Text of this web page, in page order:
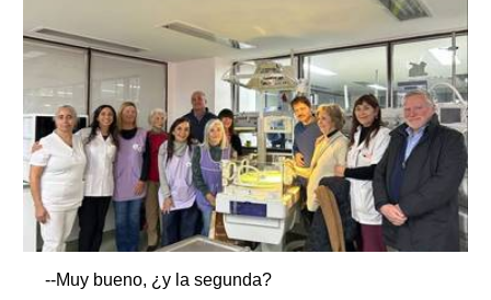
--Muy bueno, ¿y la segunda?